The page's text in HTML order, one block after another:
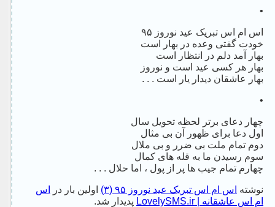
•
اس ام اس تبریک عید نوروز ۹۵
خودت گفتی وعده در بهار است
بهار آمد دلم در انتظار است
بهار هر کسی عید است و نوروز
بهار عاشقان دیدار یار است . . .
•
چهار دعای برتر لحظه تحویل سال
اول دعا برای ظهور آن بی مثال
دوم تمام ملت بی ضرر و بی ملال
سوم رسیدن ما به قله های کمال
چهارم تمام جیب ها پر از پول ، اما حلال . . .
نوشته اس ام اس تبریک عید نوروز ۹۵ (۳) اولین بار در
اس
ام اس عاشقانه | LovelySMS.ir
پدیدار شد.